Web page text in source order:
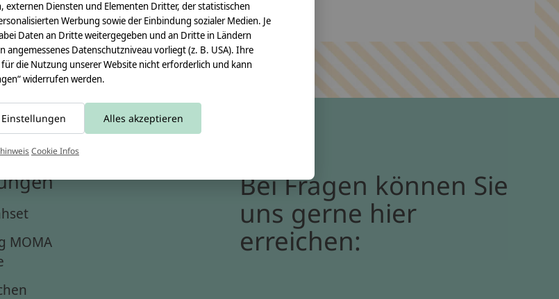
MOMA
Bei Fragen können Sie
uns gerne hier
erreichen:
externen Diensten und Elementen Dritter, der statistischen
Werbung sowie der Einbindung sozialer Medien. Je
Daten an Dritte weitergegeben und an Dritte in Ländern
angemessenes Datenschutzniveau vorliegt (z. B. USA). Ihre
die Nutzung unserer Website nicht erforderlich und kann
widerrufen werden.
Einstellungen Alles akzeptieren
Cookie Infos